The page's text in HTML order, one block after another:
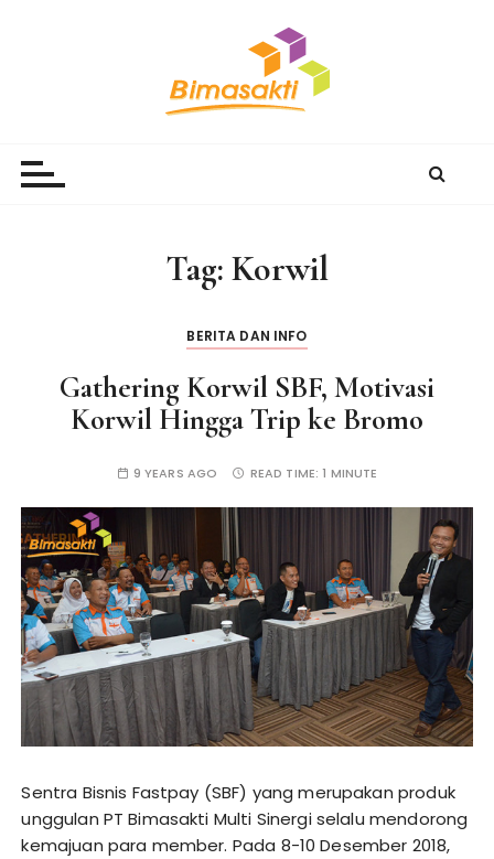
Tag: Korwil
BERITA DAN INFO
Gathering Korwil SBF, Motivasi
Korwil Hingga Trip ke Bromo
9 YEARS AGO READ TIME:1 MINUTE
Sentra Bisnis Fastpay (SBF) yang merupakan produk
unggulan PT Bimasakti Multi Sinergi selalu mendorong
kemajuan para member. Pada 8-10 Desember 2018,